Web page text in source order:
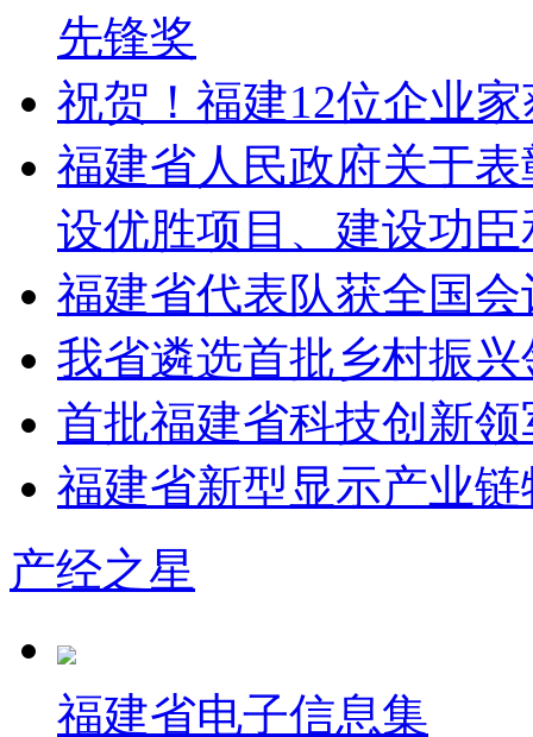
先锋奖
祝贺！福建12位企业
福建省人民政府关于
设优胜项目、建设功
福建省代表队获全国
我省遴选首批乡村振
首批福建省科技创新
福建省新型显示产业
产经之星
福建省电子信息集